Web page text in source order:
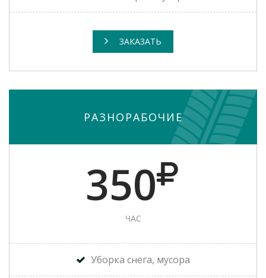
ЗАКАЗАТЬ
РАЗНОРАБОЧИЕ
350
ЧАС
Уборка снега, мусора